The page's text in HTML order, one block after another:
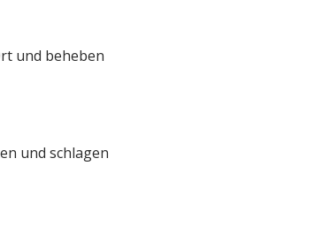
und beheben
und schlagen